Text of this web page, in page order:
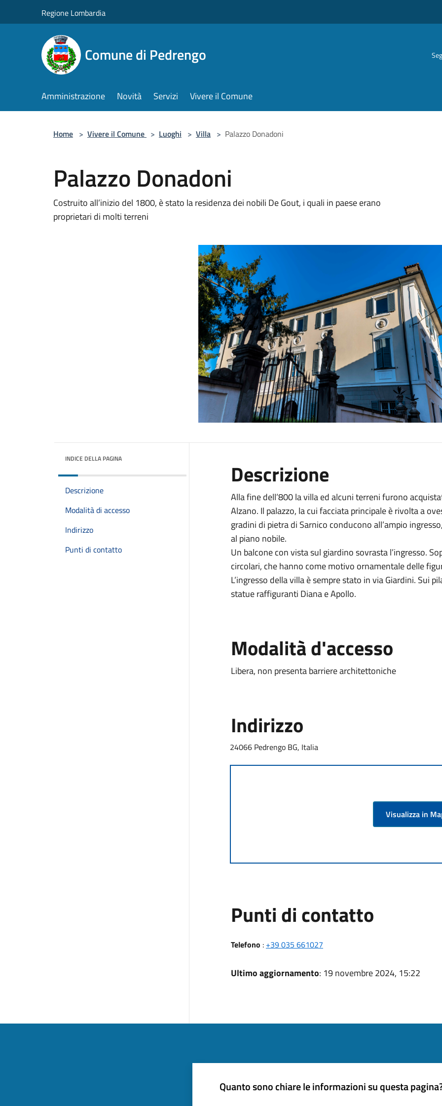
Regione Lombardia
Comune di Pedrengo
Amministrazione Novità Servizi Vivere il Comune
Home > Vivere il Comune > Luoghi > Villa > Palazzo Donadoni
Palazzo Donadoni
Costruito all’inizio del 1800, è stato la residenza dei nobili De Gout, i quali in paese erano
proprietari di molti terreni
INDICE DELLA PAGINA
Descrizione
Modalità di accesso
Indirizzo
Punti di contatto
Descrizione
Alla fine dell’800 la villa ed alcuni terreni furono
Alzano. Il palazzo, la cui facciata principale è rivolta a
gradini di pietra di Sarnico conducono all’ampio
al piano nobile.
Un balcone con vista sul giardino sovrasta l’ingresso.
circolari, che hanno come motivo ornamentale delle
L’ingresso della villa è sempre stato in via Giardini. Sui
statue raffiguranti Diana e Apollo.
Modalità d'accesso
Libera, non presenta barriere architettoniche
Indirizzo
24066 Pedrengo BG, Italia
Visualizza in
Punti di contatto
Telefono : +39 035 661027
Ultimo aggiornamento: 19 novembre 2024, 15:22
Quanto sono chiare le informazioni su questa